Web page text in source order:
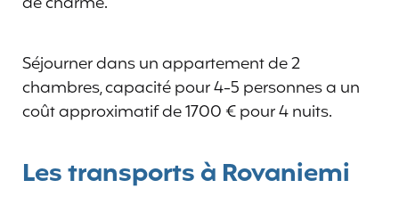
Séjourner dans un appartement de 2
chambres, capacité pour 4-5 personnes a un
coût approximatif de 1700 € pour 4 nuits.
Les transports à Rovaniemi